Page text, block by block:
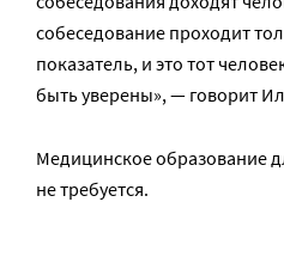
собеседование проходит
показатель, и это тот
быть уверены», — говорит
Медицинское образование
не требуется.